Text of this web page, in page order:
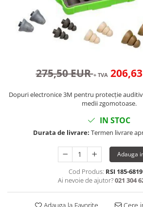
275,50 EUR+ TVA
Dopuri electronice 3M pentru protecție
medii zgomotoase.
IN STOC
Durata de livrare: Termen livrare
Adauga
Cod Produs: RSI 185-6819
Ai nevoie de ajutor?021 304